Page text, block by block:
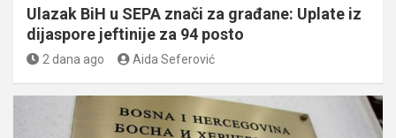
Ulazak BiH u SEPA znači za građane: Uplate iz
dijaspore jeftinije za 94 posto
2 dana ago Aida Seferović